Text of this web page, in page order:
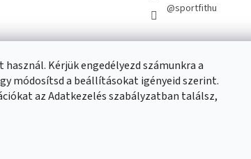
Kérjük engedélyezd számunkra a
módosítsd a beállításokat igényeid szerint.
az Adatkezelés szabályzatban találsz,
@sportfithu
szerkesztése